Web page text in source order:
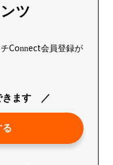
ツ
Connect会員登録が
きます
る